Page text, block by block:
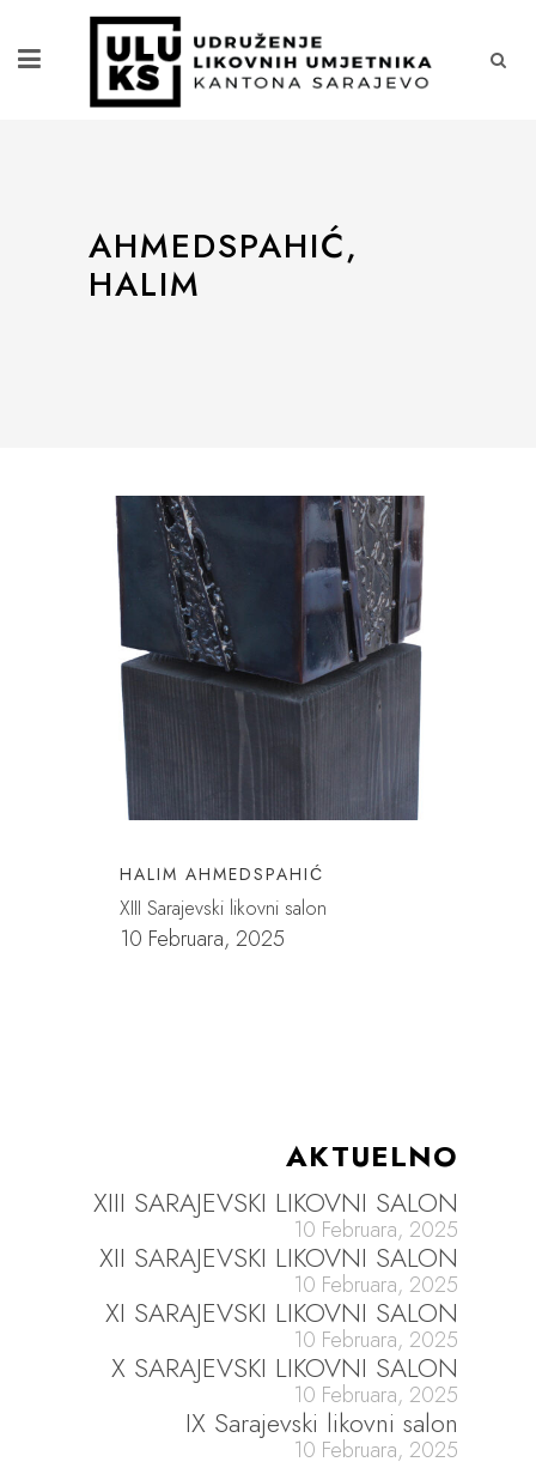
AHMEDSPAHIĆ,
HALIM
HALIM AHMEDSPAHIĆ
XIII Sarajevski likovni salon
10 Februara, 2025
AKTUELNO
XIII SARAJEVSKI LIKOVNI SALON
10 Februara, 2025
XII SARAJEVSKI LIKOVNI SALON
10 Februara, 2025
XI SARAJEVSKI LIKOVNI SALON
10 Februara, 2025
X SARAJEVSKI LIKOVNI SALON
10 Februara, 2025
IX Sarajevski likovni salon
10 Februara, 2025